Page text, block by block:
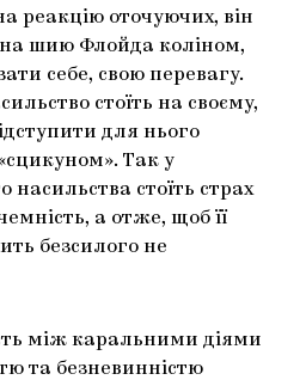
реакцію оточуючих, він
шию Флойда коліном,
себе, свою перевагу.
стоїть на своєму,
для нього
Так у
насильства стоїть страх
а отже, щоб її
безсилого не
між каральними діями
та безневинністю